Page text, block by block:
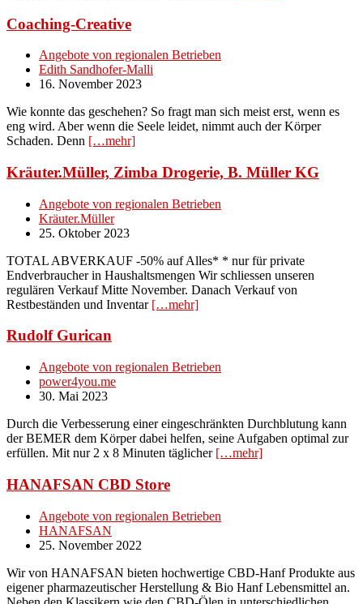
Coaching-Creative
Angebote von regionalen Betrieben
Edith Sandhofer-Malli
16. November 2023
Wie konnte das geschehen? So fragt man sich meist erst, wenn es
eng wird. Aber wenn die Seele leidet, nimmt auch der Körper
Schaden. Denn […mehr]
Kräuter.Müller, Zimba Drogerie, B. Müller KG
Angebote von regionalen Betrieben
Kräuter.Müller
25. Oktober 2023
TOTAL ABVERKAUF -50% auf Alles* * nur für private
Endverbraucher in Haushaltsmengen Wir schliessen unseren
regulären Verkauf Mitte November. Danach Verkauf von
Restbeständen und Inventar […mehr]
Rudolf Gurican
Angebote von regionalen Betrieben
power4you.me
30. Mai 2023
Durch die Verbesserung einer eingeschränkten Durchblutung kann
der BEMER dem Körper dabei helfen, seine Aufgaben optimal zur
erfüllen. Mit nur 2 x 8 Minuten täglicher […mehr]
HANAFSAN CBD Store
Angebote von regionalen Betrieben
HANAFSAN
25. November 2022
Wir von HANAFSAN bieten hochwertige CBD-Hanf Produkte aus
eigener pharmazeutischer Herstellung & Bio Hanf Lebensmittel an.